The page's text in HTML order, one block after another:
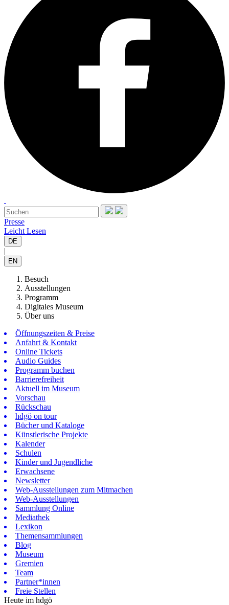
Presse
Leicht Lesen
DE
|
EN
Besuch
Ausstellungen
Programm
Digitales Museum
Über uns
Öffnungszeiten & Preise
Anfahrt & Kontakt
Online Tickets
Audio Guides
Programm buchen
Barrierefreiheit
Aktuell im Museum
Vorschau
Rückschau
hdgö on tour
Bücher und Kataloge
Künstlerische Projekte
Kalender
Schulen
Kinder und Jugendliche
Erwachsene
Newsletter
Web-Ausstellungen zum Mitmachen
Web-Ausstellungen
Sammlung Online
Mediathek
Lexikon
Themensammlungen
Blog
Museum
Gremien
Team
Partner*innen
Freie Stellen
Heute im hdgö